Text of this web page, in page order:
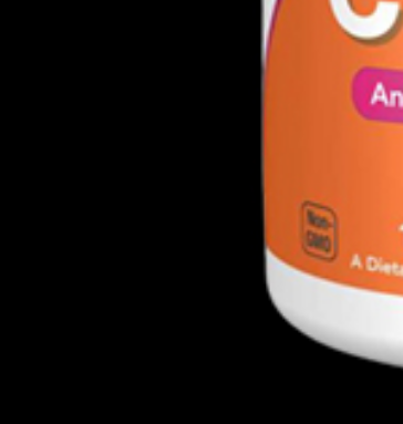
και της λειτουργίας των αρθρώσεων
για να μάθετε περισσότερα σχετικά
οφέλη από τη χρήση ενός
σας λειτουργίας. Μελέτες
τους ισχυρότερους ρυθμιστές της
αίματος και των φλεγμονωδών δεικτών (οι